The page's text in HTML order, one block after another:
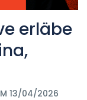
erläbe
13/04/2026